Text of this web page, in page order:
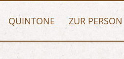
QUINTONE ZUR PERSON